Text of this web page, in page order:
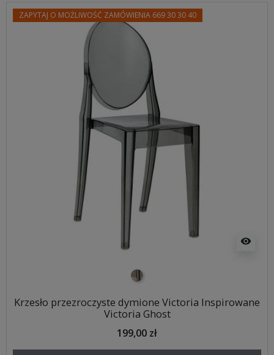
ZAPYTAJ O MOŻLIWOŚĆ ZAMÓWIENIA 669 30 30 40
visibility
szary transparentny
Krzesło przezroczyste dymione Victoria Inspirowane
Victoria Ghost
199,00 zł